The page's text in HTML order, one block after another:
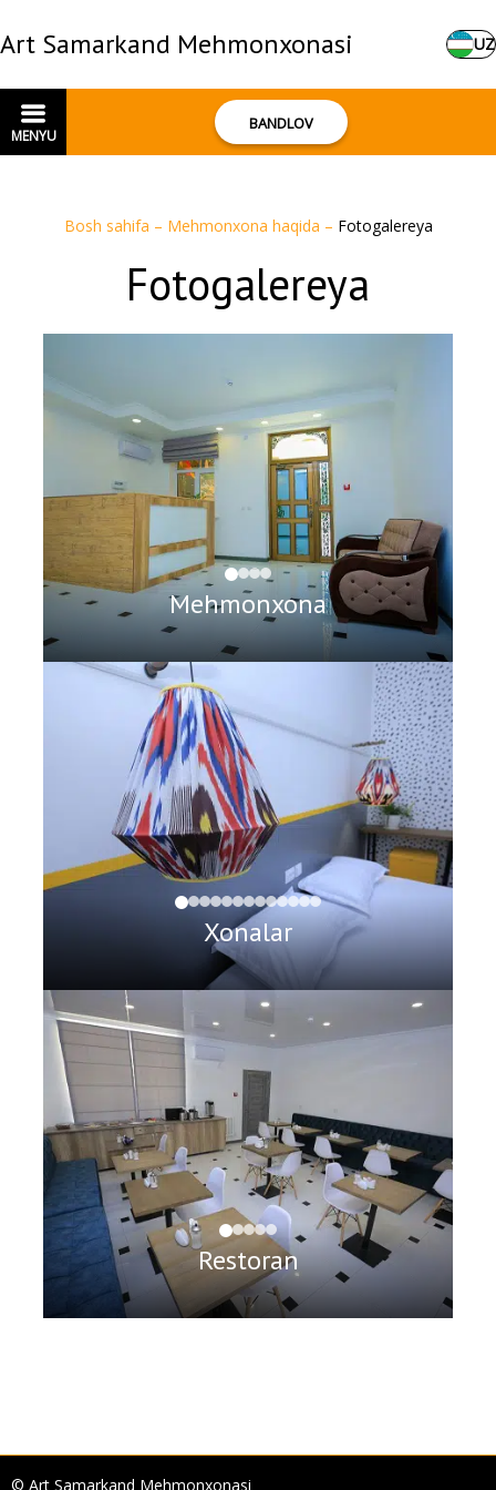
Art Samarkand Mehmonxonasi UZ
MENYU
BANDLOV
Bosh sahifa – Mehmonxona haqida – Fotogalereya
Fotogalereya
Mehmonxona
Xonalar
Restoran
© Art Samarkand Mehmonxonasi